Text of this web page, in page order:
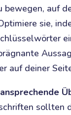
bewegen, auf
sie,
auf deiner
sollten